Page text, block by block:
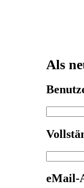
Als
eMail-